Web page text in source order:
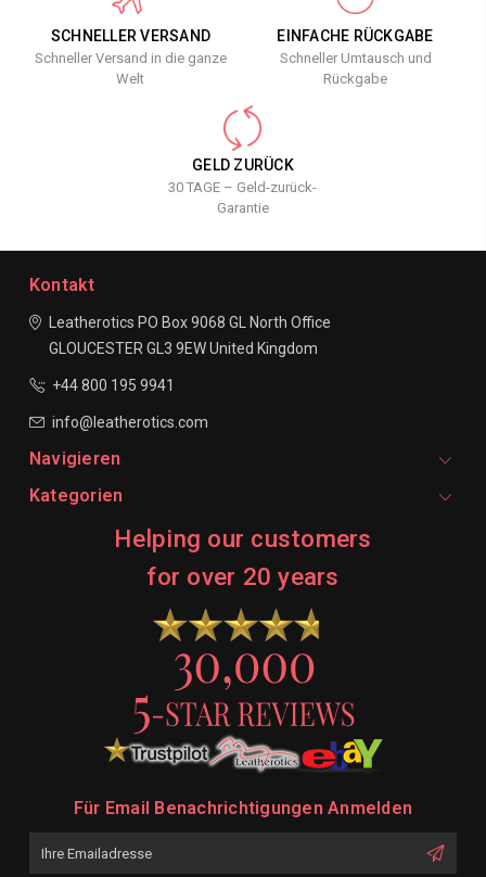
SCHNELLER VERSAND
Schneller Versand in die ganze
Welt
EINFACHE RÜCKGABE
Schneller Umtausch und
Rückgabe
GELD ZURÜCK
30 TAGE – Geld-zurück-
Garantie
Kontakt
Leatherotics PO Box 9068 GL North Office
GLOUCESTER GL3 9EWUnited Kingdom
+44 800 195 9941
info@leatherotics.com
Navigieren
Kategorien
Helping our customers
for over 20 years
Für Email Benachrichtigungen Anmelden